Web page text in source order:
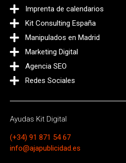
Imprenta de calendarios
Kit Consulting España
Manipulados en Madrid
Marketing Digital
Agencia SEO
Redes Sociales
Ayudas Kit Digital
(+34) 91 871 54 67
info@ajapublicidad.es